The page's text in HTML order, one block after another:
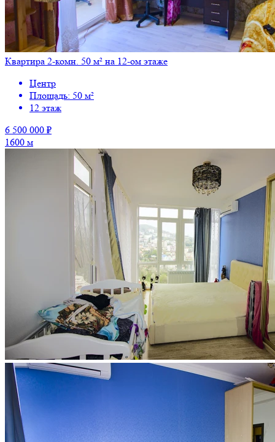
Квартира 2-комн. 50 м² на 12-ом этаже
Центр
Площадь: 50 м²
12 этаж
6 500 000 ₽
1600 м